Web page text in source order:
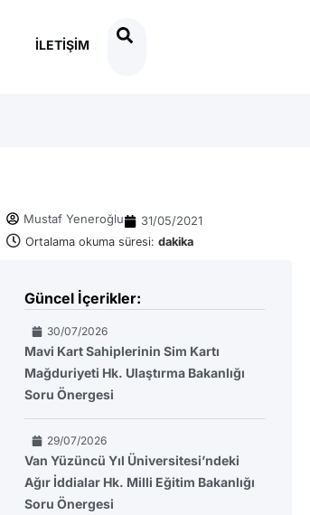
İLETIŞIM
Mustaf Yeneroğlu 31/05/2021
Ortalama okuma süresi: dakika
Güncel İçerikler:
30/07/2026
Mavi Kart Sahiplerinin Sim Kartı
Mağduriyeti Hk. Ulaştırma Bakanlığı
Soru Önergesi
29/07/2026
Van Yüzüncü Yıl Üniversitesi’ndeki
Ağır İddialar Hk. Milli Eğitim Bakanlığı
Soru Önergesi